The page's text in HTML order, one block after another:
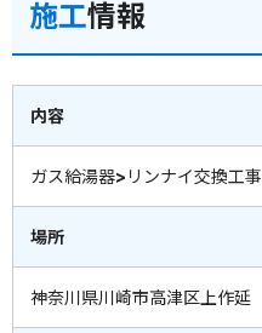
施工情報
内容
ガス給湯器>リンナイ交換工事
場所
神奈川県川崎市高津区上作延